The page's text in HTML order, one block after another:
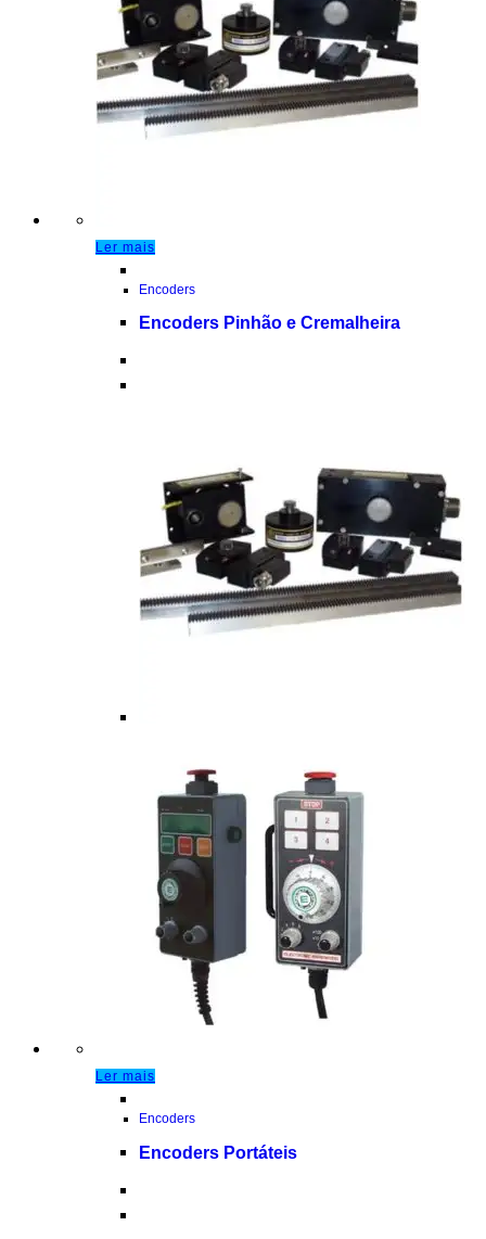
Ler mais
Encoders
Encoders Pinhão e Cremalheira
Ler mais
Encoders
Encoders Portáteis